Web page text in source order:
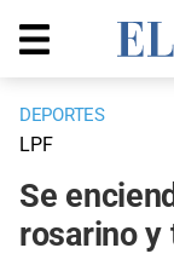
DEPORTES
LPF
Se
rosarino y